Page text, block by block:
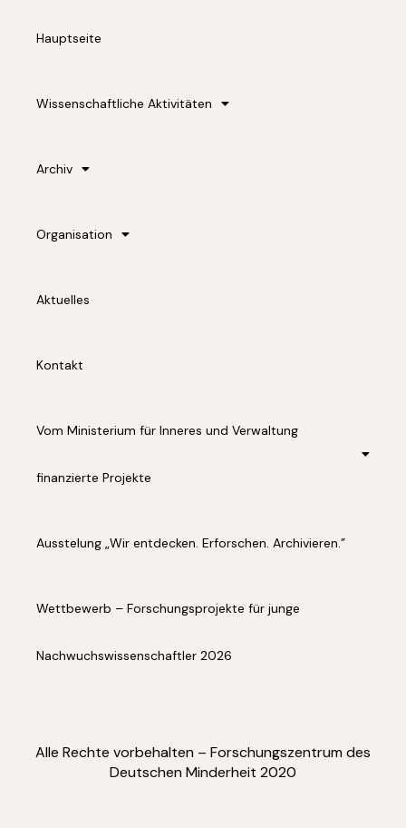
f
Hauptseite
Wissenschaftliche Aktivitäten
Archiv
Organisation
Aktuelles
Kontakt
Vom Ministerium für Inneres und Verwaltung
finanzierte Projekte
Ausstelung „Wir entdecken. Erforschen. Archivieren.”
Wettbewerb – Forschungsprojekte für junge
Nachwuchswissenschaftler 2026
Alle Rechte vorbehalten – Forschungszentrum des
Deutschen Minderheit 2020